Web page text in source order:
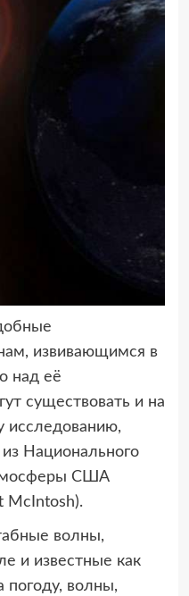
извивающимся в
над её
существовать и на
исследованию,
Национального
США
McIntosh).
волны,
и известные как
погоду, волны,